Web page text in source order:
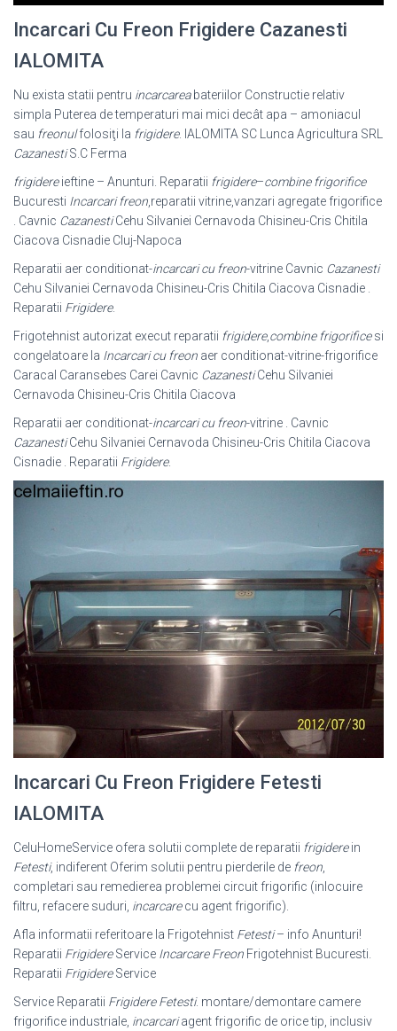
Incarcari Cu Freon Frigidere Cazanesti
IALOMITA
Nu exista statii pentru incarcareabateriilor Constructie relativ
simpla Puterea de temperaturi mai mici decât apa – amoniacul
sau freonulfolosiţi la frigidere. IALOMITA SC Lunca Agricultura SRL
CazanestiS.C Ferma
frigidereieftine – Anunturi. Reparatii frigidere–combine frigorifice
Bucuresti Incarcari freon ,reparatii vitrine,vanzari agregate frigorifice
. Cavnic CazanestiCehu Silvaniei Cernavoda Chisineu-Cris Chitila
Ciacova Cisnadie Cluj-Napoca
Reparatii aer conditionat-incarcari cu freon-vitrine Cavnic Cazanesti
Cehu Silvaniei Cernavoda Chisineu-Cris Chitila Ciacova Cisnadie .
Reparatii Frigidere.
Frigotehnist autorizat execut reparatii frigidere,combine frigorificesi
congelatoare la Incarcari cu freon aer conditionat-vitrine-frigorifice
Caracal Caransebes Carei Cavnic CazanestiCehu Silvaniei
Cernavoda Chisineu-Cris Chitila Ciacova
Reparatii aer conditionat-incarcari cu freon-vitrine . Cavnic
CazanestiCehu Silvaniei Cernavoda Chisineu-Cris Chitila Ciacova
Cisnadie . Reparatii Frigidere.
Incarcari Cu Freon Frigidere Fetesti
IALOMITA
CeluHomeService ofera solutii complete de reparatii frigiderein
Fetesti, indiferent Oferim solutii pentru pierderile de freon
completari sau remedierea problemei circuit frigorific (inlocuire
filtru, refacere suduri, incarcarecu agent frigorific).
Afla informatii referitoare la Frigotehnist Fetesti– info Anunturi!
Reparatii FrigidereService Incarcare Freon Frigotehnist Bucuresti.
Reparatii FrigidereService
Service Reparatii Frigidere Fetesti. montare/demontare camere
frigorifice industriale, incarcariagent frigorific de orice tip, inclusiv